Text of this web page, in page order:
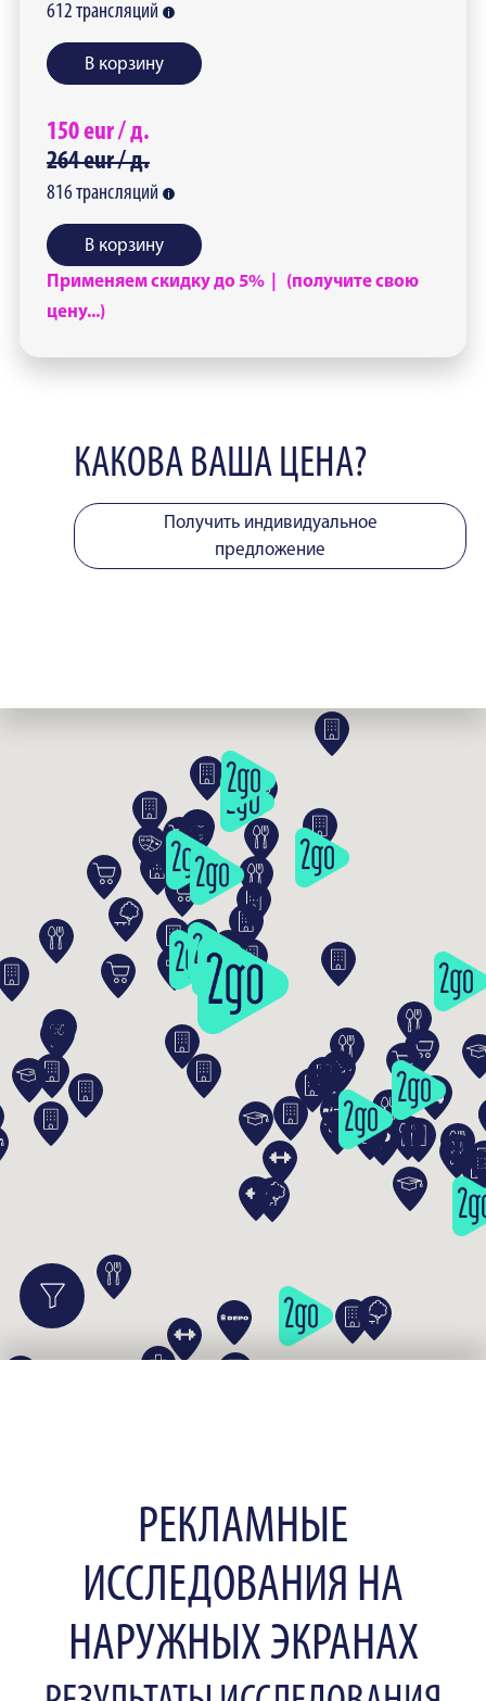
612 трансляций
В корзину
150eur /д.
264eur /д.
816трансляций
В корзину
Применяем скидку до 5% | (получите свою
цену...)
КАКОВА ВАША ЦЕНА?
Получить индивидуальное
предложение
РЕКЛАМНЫЕ
ИССЛЕДОВАНИЯ НА
НАРУЖНЫХ ЭКРАНАХ